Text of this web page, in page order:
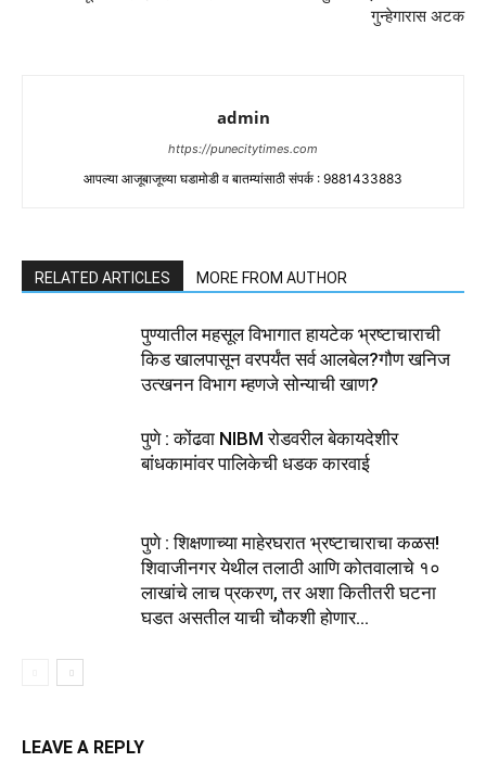
गुन्हेगारास अटक
admin
https://punecitytimes.com
आपल्या आजूबाजूच्या घडामोडी व बातम्यांसाठी संपर्क : 9881433883
RELATED ARTICLES MORE FROM AUTHOR
पुण्यातील महसूल विभागात हायटेक भ्रष्टाचाराची
किड खालपासून वरपर्यंत सर्व आलबेल?गौण खनिज
उत्खनन विभाग म्हणजे सोन्याची खाण?
पुणे : कोंढवा NIBM रोडवरील बेकायदेशीर
बांधकामांवर पालिकेची धडक कारवाई
पुणे : शिक्षणाच्या माहेरघरात भ्रष्टाचाराचा कळस!
शिवाजीनगर येथील तलाठी आणि कोतवालाचे १०
लाखांचे लाच प्रकरण, तर अशा कितीतरी घटना
घडत असतील याची चौकशी होणार...
LEAVE A REPLY